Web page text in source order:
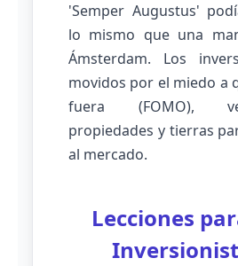
'Semper Augustus'
lo mismo que una
Ámsterdam. Los
movidos por el miedo a
fuera (FOMO),
propiedades y tierras
al mercado.
Lecciones